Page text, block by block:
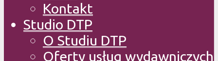
Kontakt
Studio DTP
O Studiu DTP
Oferty usług wydawniczych